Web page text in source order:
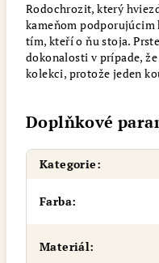
Rodochrozit, který
kameňom
tím, kteří o ňu stoja.
dokonalosti v prípade,
kolekci, protože jeden
Doplňkové
Kategorie:
Farba:
Materiál: